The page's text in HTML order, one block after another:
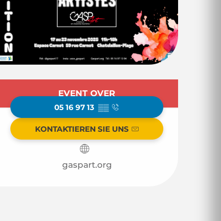
&
EVENT OVER
05 16 97 13 ▒▒
KONTAKTIEREN SIE UNS
gaspart.org